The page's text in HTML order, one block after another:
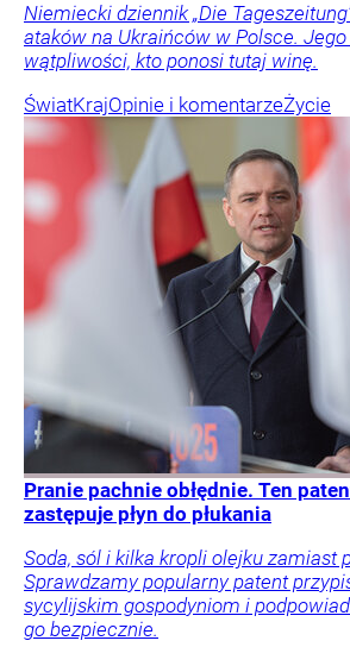
Niemiecki dziennik „Die
ataków na Ukraińców w Polsce.
wątpliwości, kto ponosi tutaj winę.
ŚwiatKrajOpinie i komentarzeŻycie
Pranie pachnie obłędnie. Ten
zastępuje płyn do płukania
Soda, sól i kilka kropli olejku zamiast
Sprawdzamy popularny patent
sycylijskim gospodyniom i
go bezpiecznie.